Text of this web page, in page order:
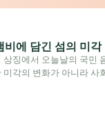
비에 담긴 섬의 미
징에서 오늘날의 국민
미각의 변화가 아니라 사